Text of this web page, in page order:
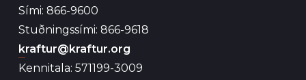
Sími: 866-9600
Stuðningssími: 866-9618
kraftur@kraftur.org
Kennitala: 571199-3009